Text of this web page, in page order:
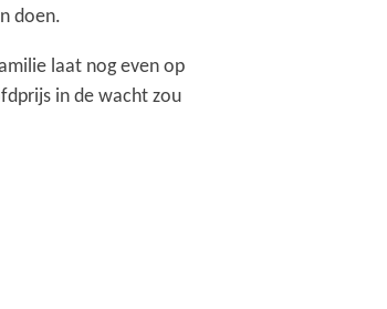
doen.
laat nog even op
in de wacht zou